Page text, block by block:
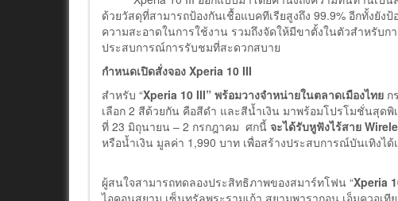
ด้วยวัสดุที่สามารถป้องกันเชื้อแบคทีเรียสูงถึง 99.9% อีกทั้งยัง
ความสะอาดในการใช้งาน รวมถึงจัดให้มีขาตั้งในตัวสำหรับ
ประสบการณ์การรับชมที่สะดวกสบาย
กำหนดเปิดสั่งจอง Xperia 10 III
สำหรับ “Xperia 10 III” พร้อมวางจำหน่ายในตลาดเมืองไทย ก
เลือก 2 สีด้วยกัน คือสีดำ และสีน้ำเงิน มาพร้อมโปรโมชั่นสุด
ที่ 23 มิถุนายน – 2 กรกฎาคม ศกนี้ จะได้รับหูฟังไร้สาย
หรือน้ำเงิน มูลค่า 1,990 บาท เพื่อสร้างประสบการณ์บันเทิงได้
ผู้สนใจสามารถทดลองประสิทธิภาพของสมาร์ทโฟน “Xperia
ไอคอนสยาม เซ็นทรัลพระรามเก้า สยามพารากอน เอ็มควอเ